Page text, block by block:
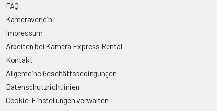
FAQ
Kameraverleih
Impressum
Arbeiten bei Kamera Express Rental
Kontakt
Allgemeine Geschäftsbedingungen
Datenschutzrichtlinien
Cookie-Einstellungen verwalten